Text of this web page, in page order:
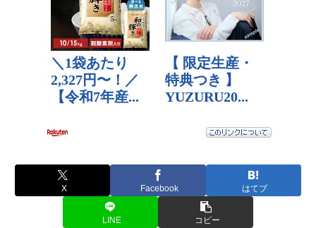
X Facebook はてブ
LINE コピー